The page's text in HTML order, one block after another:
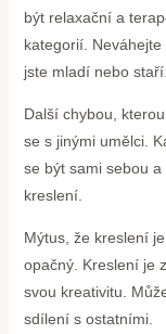
být relaxační a
kategorií.
jste mladí nebo staří.
Další chybou,
se s jinými umělci.
se být sami sebou
kreslení.
Mýtus, že kreslení
opačný. Kreslení je
svou kreativitu.
sdílení s ostatními.